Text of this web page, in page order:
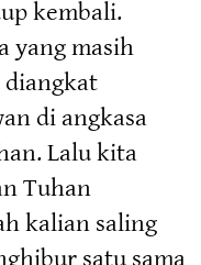
kembali.
yang masih
di angkasa
Lalu kita
Tuhan
kalian saling
satu sama